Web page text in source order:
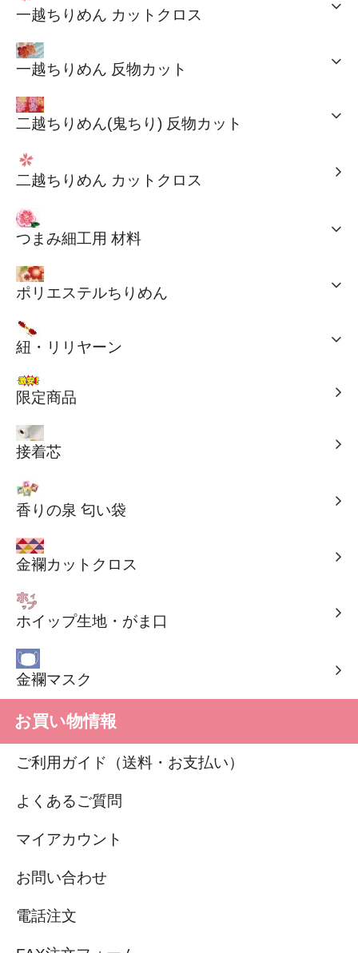
一越ちりめん カットクロス
一越ちりめん 反物カット
二越ちりめん(鬼ちり) 反物カット
二越ちりめん カットクロス
つまみ細工用 材料
ポリエステルちりめん
紐・リリヤーン
限定商品
接着芯
香りの泉 匂い袋
金襴カットクロス
ホイップ生地・がま口
金襴マスク
お買い物情報
ご利用ガイド（送料・お支払い）
よくあるご質問
マイアカウント
お問い合わせ
電話注文